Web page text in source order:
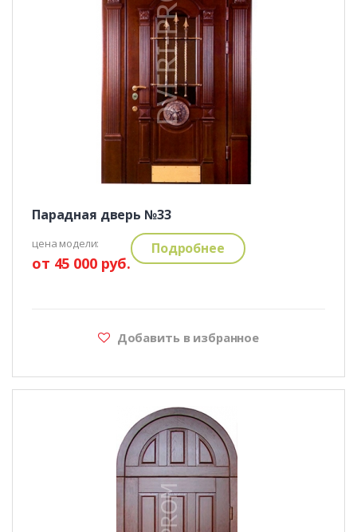
Парадная дверь №33
цена модели:
от 45 000 руб.
Подробнее
Добавить в избранное